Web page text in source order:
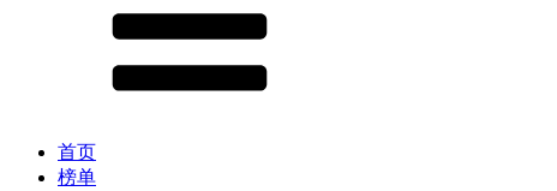
首页
榜单